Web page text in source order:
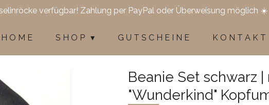
verfügbar! Zahlung per PayPal oder Überweisung möglich ☀️
H O M E S H O P G U T S C H E I N E K O N T A K T
Beanie Set schwarz |
"Wunderkind"